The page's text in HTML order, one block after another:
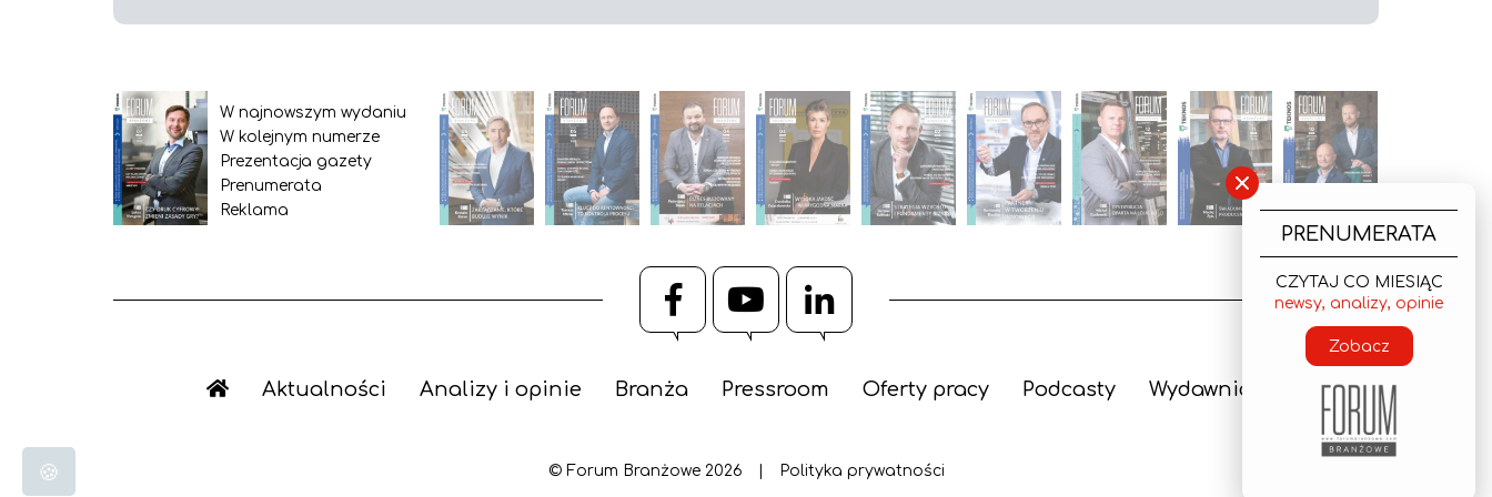
W najnowszym wydaniu
W kolejnym numerze
Prezentacja gazety
Prenumerata
Reklama
FacebookYouTube
LinkedIn
Aktualności Analizy i opinie Branża Pressroom Oferty pracy Podcasty Wydawnictwo
© Forum Branżowe 2026 | Polityka prywatności
×
PRENUMERATA
CZYTAJ CO MIESIĄC
newsy, analizy, opinie
Zobacz
🍪